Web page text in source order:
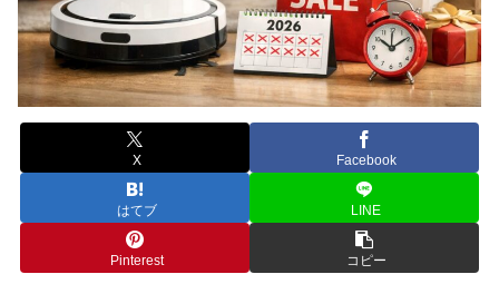
X Facebook
はてブ LINE
Pinterest コピー